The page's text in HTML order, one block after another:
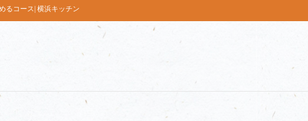
るコース| 横浜キッチン